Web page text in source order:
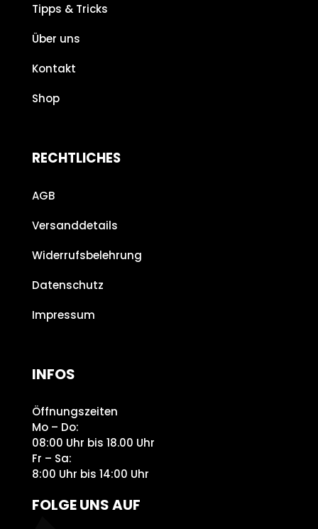
Tipps & Tricks
Über uns
Kontakt
Shop
RECHTLICHES
AGB
Versanddetails
Widerrufsbelehrung
Datenschutz
Impressum
INFOS
Öffnungszeiten
Mo – Do:
08:00 Uhr bis 18.00 Uhr
Fr – Sa:
8:00 Uhr bis 14:00 Uhr
FOLGE UNS AUF